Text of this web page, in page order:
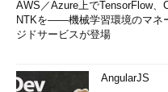
AWS／Azure上でTensorFlow、
NTKを――機械学習環境のマネ
ジドサービスが登場
AngularJS